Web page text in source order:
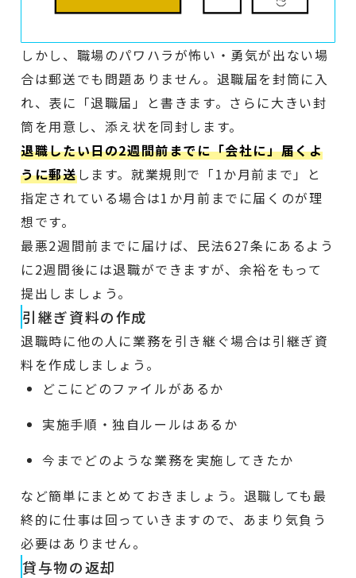
しかし、職場のパワハラが怖い・勇気が出ない場
合は郵送でも問題ありません。退職届を封筒に入
れ、表に「退職届」と書きます。さらに大きい封
筒を用意し、添え状を同封します。
退職したい日の2週間前までに「会社に」届くよ
うに郵送します。就業規則で「1か月前まで」と
指定されている場合は1か月前までに届くのが理
想です。
最悪2週間前までに届けば、民法627条にあるよう
に2週間後には退職ができますが、余裕をもって
提出しましょう。
引継ぎ資料の作成
退職時に他の人に業務を引き継ぐ場合は引継ぎ資
料を作成しましょう。
どこにどのファイルがあるか
実施手順・独自ルールはあるか
今までどのような業務を実施してきたか
など簡単にまとめておきましょう。退職しても最
終的に仕事は回っていきますので、あまり気負う
必要はありません。
貸与物の返却